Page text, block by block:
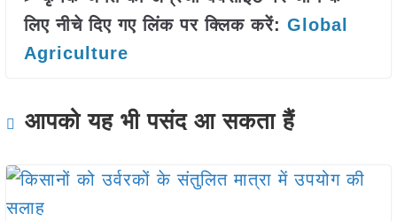
लिए नीचे दिए गए लिंक पर क्लिक करें: Global
Agriculture
आपको यह भी पसंद आ सकता हैं